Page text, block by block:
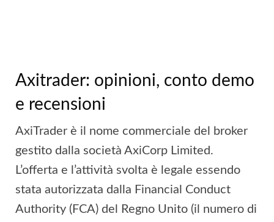
Axitrader: opinioni, conto demo
e recensioni
AxiTrader è il nome commerciale del broker
gestito dalla società AxiCorp Limited.
L’offerta e l’attività svolta è legale essendo
stata autorizzata dalla Financial Conduct
Authority (FCA) del Regno Unito (il numero di